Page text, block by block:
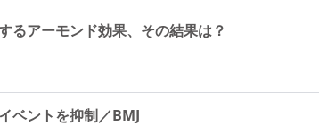
るアーモンド効果、その結果は？
ベントを抑制／BMJ